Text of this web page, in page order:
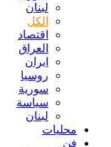
لبنان
الكل
اقتصاد
العراق
ايران
روسيا
سورية
سياسة
لبنان
محليات
فن